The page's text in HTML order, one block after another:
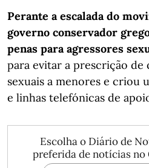
Perante a escalada do
governo conservador
penas para agressores
para evitar a prescrição de
sexuais a menores e criou
e linhas telefónicas de
Escolha o Diário de
preferida de notícias no